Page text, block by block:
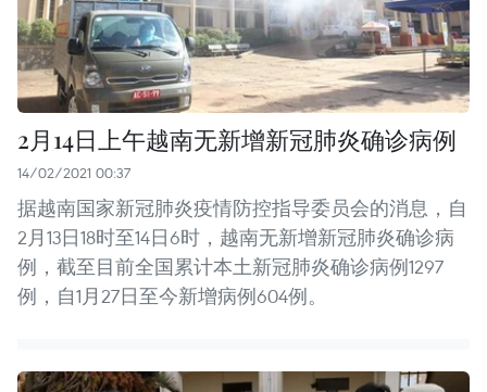
2月14日上午越南无新增新冠肺炎确诊病例
14/02/2021 00:37
据越南国家新冠肺炎疫情防控指导委员会的消息，自
2月13日18时至14日6时，越南无新增新冠肺炎确诊病
例，截至目前全国累计本土新冠肺炎确诊病例1297
例，自1月27日至今新增病例604例。